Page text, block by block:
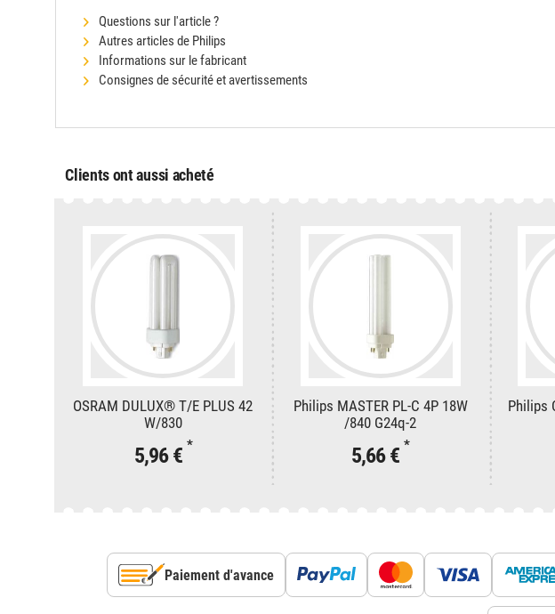
Questions sur l'article ?
Autres articles de Philips
Informations sur le fabricant
Consignes de sécurité et avertissements
Clients ont aussi acheté
OSRAM DULUX® T/E PLUS 42
W/830
5,96 € *
Philips MASTER PL-C 4P 18W
/840 G24q-2
5,66 € *
Philips
Paiement d'avance